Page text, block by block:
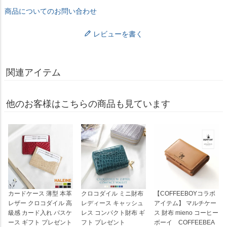
商品についてのお問い合わせ
レビューを書く
関連アイテム
他のお客様はこちらの商品も見ています
カードケース 薄型 本革
レザー クロコダイル 高
級感 カード入れ パスケ
ース ギフト プレゼント
クロコダイル ミニ財布
レディース キャッシュ
レス コンパクト財布 ギ
フト プレゼント
【COFFEEBOYコラボ
アイテム】 マルチケー
ス 財布 mieno コーヒー
ボーイ COFFEEBEA